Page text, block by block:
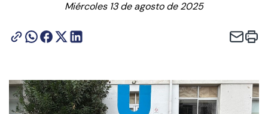
Biblioteca
Language Center
Miércoles 13 de agosto de 2025